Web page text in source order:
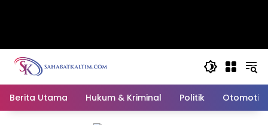
Berita Utama Hukum & Kriminal Politik Otomotif